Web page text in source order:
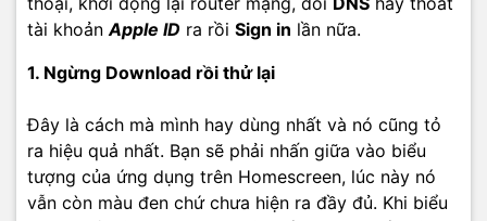
tài khoảnApple ID ra rồi Sign in lần nữa.
1. Ngừng Download rồi thử lại
Đây là cách mà mình hay dùng nhất và nó cũng tỏ
ra hiệu quả nhất. Bạn sẽ phải nhấn giữa vào biểu
tượng của ứng dụng trên Homescreen, lúc này nó
vẫn còn màu đen chứ chưa hiện ra đầy đủ. Khi biểu